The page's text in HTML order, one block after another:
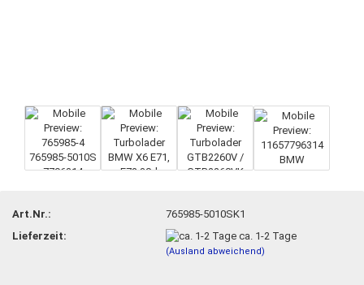
Art.Nr.:
765985-5010SK1
Lieferzeit:
ca. 1-2 Tage
(Ausland abweichend)